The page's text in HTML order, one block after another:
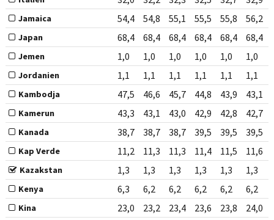
Jamaica 54,4 54,8 55,1 55,5 55,8 56,2
Japan 68,4 68,4 68,4 68,4 68,4 68,4
Jemen 1,0 1,0 1,0 1,0 1,0 1,0
Jordanien 1,1 1,1 1,1 1,1 1,1 1,1
Kambodja 47,5 46,6 45,7 44,8 43,9 43,1
Kamerun 43,3 43,1 43,0 42,9 42,8 42,7
Kanada 38,7 38,7 38,7 39,5 39,5 39,5
Kap Verde 11,2 11,3 11,3 11,4 11,5 11,6
Kazakstan 1,3 1,3 1,3 1,3 1,3 1,3
Kenya 6,3 6,2 6,2 6,2 6,2 6,2
Kina 23,0 23,2 23,4 23,6 23,8 24,0